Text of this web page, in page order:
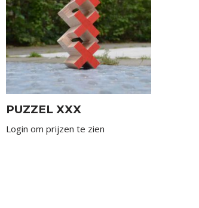
PUZZEL XXX
Login om prijzen te zien